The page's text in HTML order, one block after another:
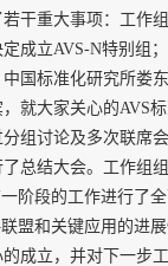
干重大事项：工作
成立AVS-N特别组
国标准化研究所娄
就大家关心的AVS
组讨论及多次联席
了总结大会。工作组
一阶段的工作进行了
盟和关键应用的进
成立，并对下一步